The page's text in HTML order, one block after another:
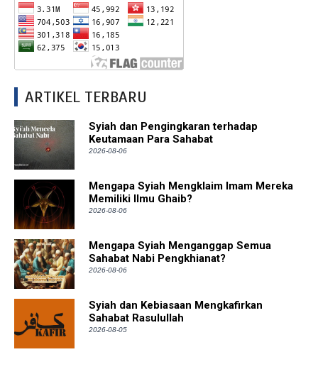
ARTIKEL TERBARU
Syiah dan Pengingkaran terhadap
Keutamaan Para Sahabat
2026-08-06
Mengapa Syiah Mengklaim Imam Mereka
Memiliki Ilmu Ghaib?
2026-08-06
Mengapa Syiah Menganggap Semua
Sahabat Nabi Pengkhianat?
2026-08-06
Syiah dan Kebiasaan Mengkafirkan
Sahabat Rasulullah
2026-08-05